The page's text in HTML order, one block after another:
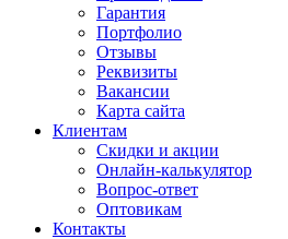
Гарантия
Портфолио
Отзывы
Реквизиты
Вакансии
Карта сайта
Клиентам
Скидки и акции
Онлайн-калькулятор
Вопрос-ответ
Оптовикам
Контакты